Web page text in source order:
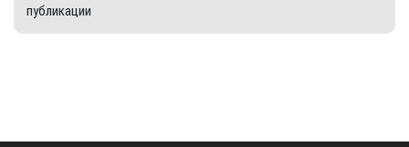
публикации